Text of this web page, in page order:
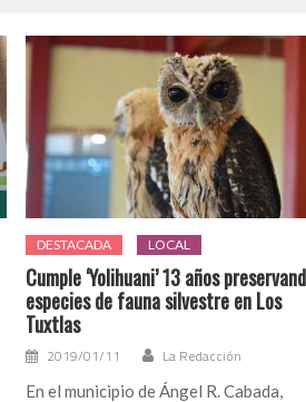
DESTACADA LOCAL
Cumple ‘Yolihuani’ 13 años
especies de fauna silvestre en Los
Tuxtlas
2019/01/11 La Redacción
En el municipio de Ángel R. Cabada,